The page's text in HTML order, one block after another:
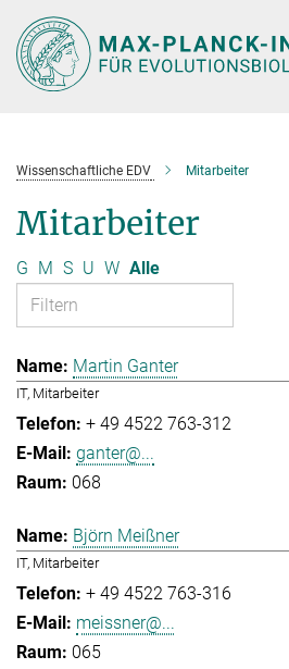
Hauptinhalt
Wissenschaftliche EDV Mitarbeiter
Mitarbeiter
G M S U W Alle
Martin Ganter
IT, Mitarbeiter
+ 49 4522 763-312
ganter@...
068
Björn Meißner
IT, Mitarbeiter
+ 49 4522 763-316
meissner@...
065